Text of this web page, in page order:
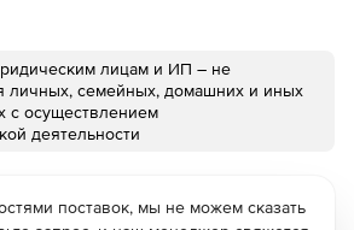
лицам и ИП – не
личных, семейных, домашних и иных
с осуществлением
деятельности
поставок, мы не можем сказать